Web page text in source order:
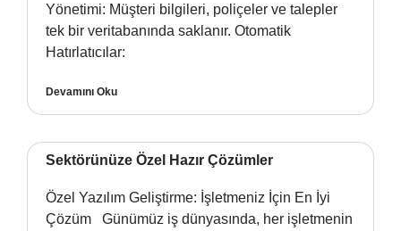
Yönetimi: Müşteri bilgileri, poliçeler ve talepler
tek bir veritabanında saklanır. Otomatik
Hatırlatıcılar:
Devamını Oku
Sektörünüze Özel Hazır Çözümler
Özel Yazılım Geliştirme: İşletmeniz İçin En İyi
Çözüm Günümüz iş dünyasında, her işletmenin